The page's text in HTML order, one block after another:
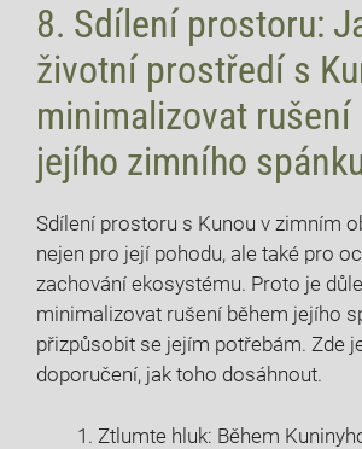
8. Sdílení prostoru:
životní prostředí s
minimalizovat rušení
jejího zimního
Sdílení prostoru s Kunou v zimním
nejen pro její pohodu, ale také pro
zachování ekosystému. Proto je
minimalizovat rušení během jejího
přizpůsobit se jejím potřebám. Zde
doporučení, jak toho dosáhnout.
Ztlumte hluk: Během